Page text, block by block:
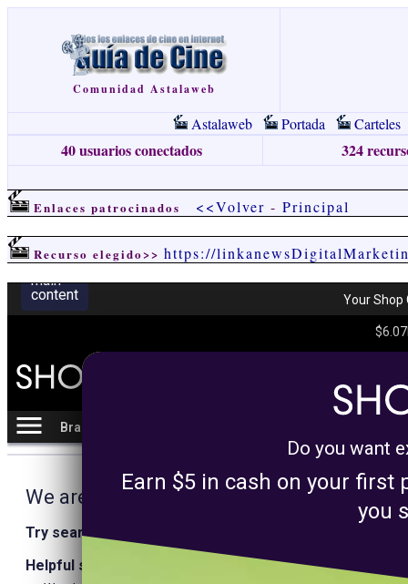
Comunidad Astalaweb
Astalaweb Portada Carteles
40 usuarios conectados 324
Enlaces patrocinados <<Volver - Principal
Recurso elegido>> https://